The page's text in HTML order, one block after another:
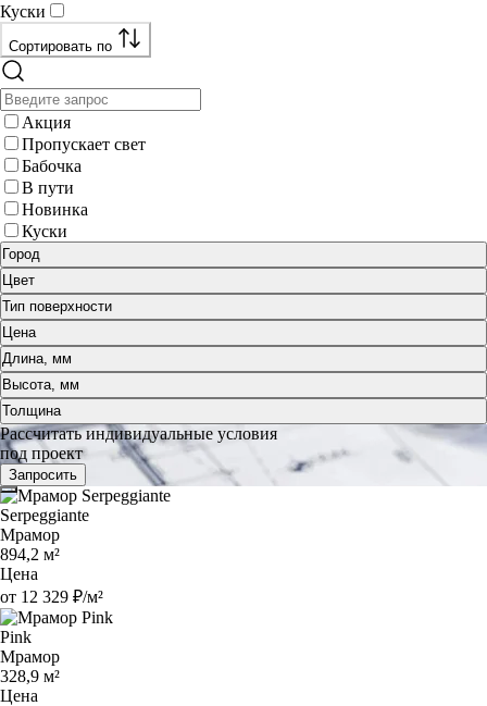
Куски
Сортировать по
Акция
Пропускает свет
Бабочка
В пути
Новинка
Куски
Город
Цвет
Тип поверхности
Цена
Длина, мм
Высота, мм
Толщина
Рассчитать индивидуальные условия
под проект
Запросить
Serpeggiante
Мрамор
894,2 м²
Цена
от 12 329 ₽/м²
Pink
Мрамор
328,9 м²
Цена